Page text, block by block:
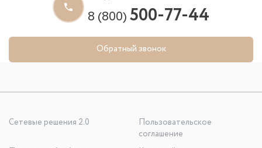
8 (800)500-77-44
Обратный звонок
Сетевые решения 2.0
Пользовательское
соглашение